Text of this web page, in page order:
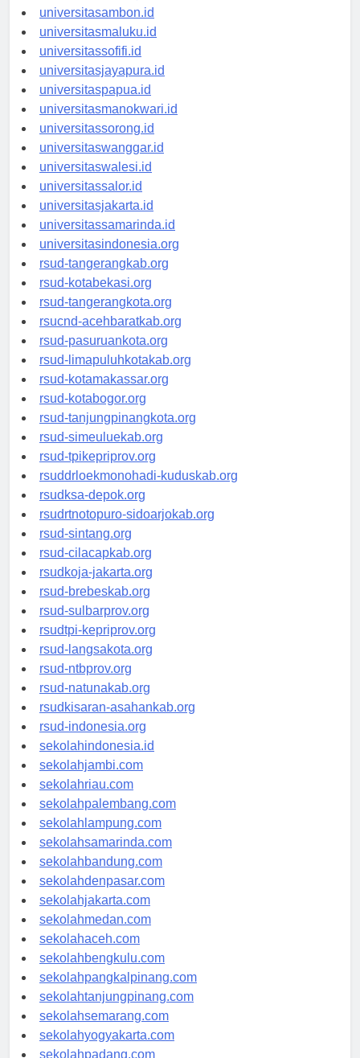
universitasmamuju.id
universitasambon.id
universitasmaluku.id
universitassofifi.id
universitasjayapura.id
universitaspapua.id
universitasmanokwari.id
universitassorong.id
universitaswanggar.id
universitaswalesi.id
universitassalor.id
universitasjakarta.id
universitassamarinda.id
universitasindonesia.org
rsud-tangerangkab.org
rsud-kotabekasi.org
rsud-tangerangkota.org
rsucnd-acehbaratkab.org
rsud-pasuruankota.org
rsud-limapuluhkotakab.org
rsud-kotamakassar.org
rsud-kotabogor.org
rsud-tanjungpinangkota.org
rsud-simeuluekab.org
rsud-tpikepriprov.org
rsuddrloekmonohadi-kuduskab.org
rsudksa-depok.org
rsudrtnotopuro-sidoarjokab.org
rsud-sintang.org
rsud-cilacapkab.org
rsudkoja-jakarta.org
rsud-brebeskab.org
rsud-sulbarprov.org
rsudtpi-kepriprov.org
rsud-langsakota.org
rsud-ntbprov.org
rsud-natunakab.org
rsudkisaran-asahankab.org
rsud-indonesia.org
sekolahindonesia.id
sekolahjambi.com
sekolahriau.com
sekolahpalembang.com
sekolahlampung.com
sekolahsamarinda.com
sekolahbandung.com
sekolahdenpasar.com
sekolahjakarta.com
sekolahmedan.com
sekolahaceh.com
sekolahbengkulu.com
sekolahpangkalpinang.com
sekolahtanjungpinang.com
sekolahsemarang.com
sekolahyogyakarta.com